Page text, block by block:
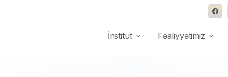
İnstitut Fəaliyyətimiz